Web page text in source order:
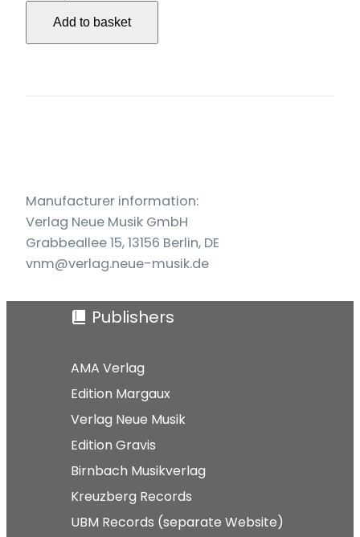
Phoenix
I
Add to basket
Manufacturer information:
Verlag Neue Musik GmbH
Grabbeallee 15, 13156 Berlin, DE
vnm@verlag.neue-musik.de
Publishers
AMA Verlag
Edition Margaux
Verlag Neue Musik
Edition Gravis
Birnbach Musikverlag
Kreuzberg Records
UBM Records (separate Website)